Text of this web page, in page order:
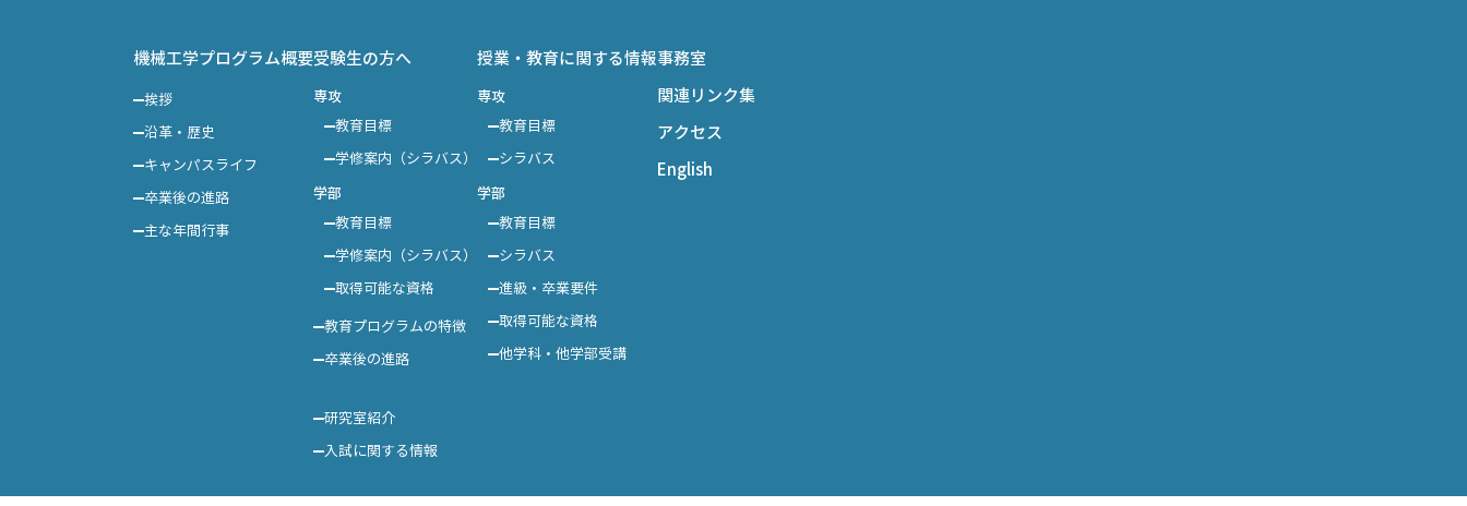
機械工学プログラム概要
挨拶
沿革・歴史
キャンパスライフ
卒業後の進路
主な年間行事
受験生の方へ
専攻
教育目標
学修案内（シラバス）
学部
教育目標
学修案内（シラバス）
取得可能な資格
教育プログラムの特徴
卒業後の進路
研究室紹介
入試に関する情報
授業・教育に関する情報
専攻
教育目標
シラバス
学部
教育目標
シラバス
進級・卒業要件
取得可能な資格
他学科・他学部受講
事務室
関連リンク集
アクセス
English